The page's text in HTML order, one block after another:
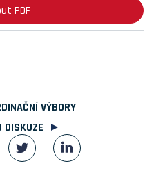
PDF
VÝBORY
DISKUZE